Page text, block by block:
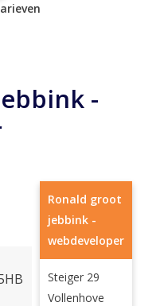
-
Ronald groot
jebbink -
webdeveloper
Steiger 29
Vollenhove